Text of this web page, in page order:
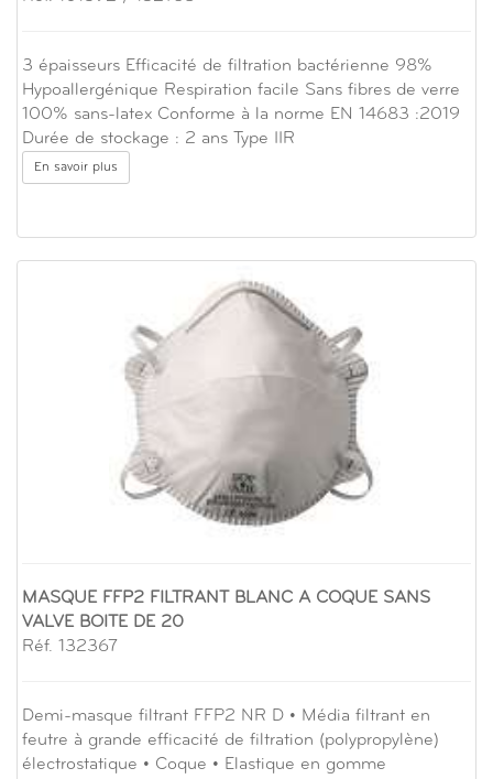
3 épaisseurs Efficacité de filtration bactérienne 98%
Hypoallergénique Respiration facile Sans fibres de verre
100% sans-latex Conforme à la norme EN 14683 :2019
Durée de stockage : 2 ans Type IIR
En savoir plus
MASQUE FFP2 FILTRANT BLANC A COQUE SANS
VALVE BOITE DE 20
Réf. 132367
Demi-masque filtrant FFP2 NR D • Média filtrant en
feutre à grande efficacité de filtration (polypropylène)
électrostatique • Coque • Elastique en gomme